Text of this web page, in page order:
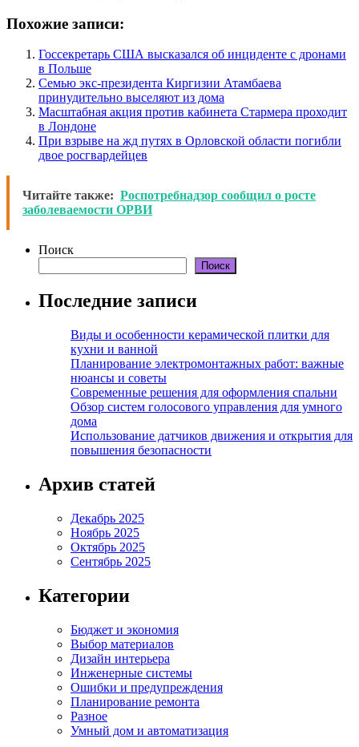
Похожие записи:
Госсекретарь США высказался об инциденте с дронами
в Польше
Семью экс-президента Киргизии Атамбаева
принудительно выселяют из дома
Масштабная акция против кабинета Стармера проходит
в Лондоне
При взрыве на жд путях в Орловской области погибли
двое росгвардейцев
Читайте также: Роспотребнадзор сообщил о росте
заболеваемости ОРВИ
Поиск
Поиск
Последние записи
Виды и особенности керамической плитки для
кухни и ванной
Планирование электромонтажных работ: важные
нюансы и советы
Современные решения для оформления спальни
Обзор систем голосового управления для умного
дома
Использование датчиков движения и открытия для
повышения безопасности
Архив статей
Декабрь 2025
Ноябрь 2025
Октябрь 2025
Сентябрь 2025
Категории
Бюджет и экономия
Выбор материалов
Дизайн интерьера
Инженерные системы
Ошибки и предупреждения
Планирование ремонта
Разное
Умный дом и автоматизация